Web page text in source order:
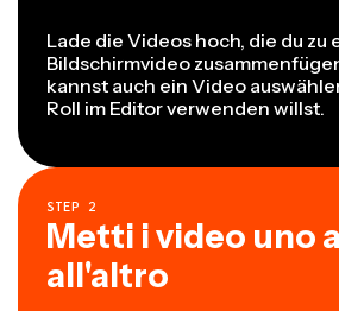
Lade die Videos hoch, die du
Bildschirmvideo
kannst auch ein Video
Roll im Editor verwenden willst.
STEP 2
Metti i video uno
all'altro